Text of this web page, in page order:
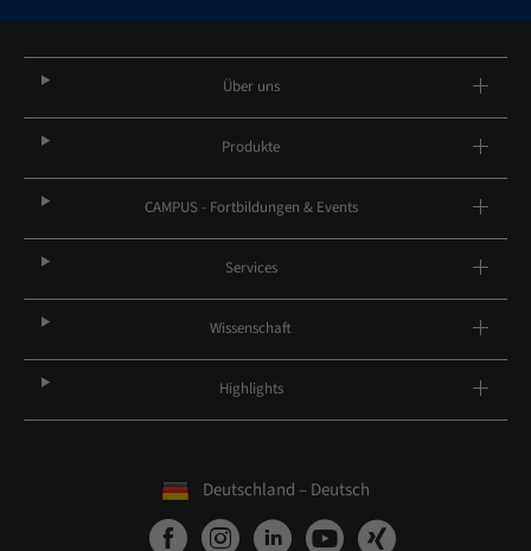
Über uns
Produkte
CAMPUS - Fortbildungen & Events
Services
Wissenschaft
Highlights
Deutschland – Deutsch